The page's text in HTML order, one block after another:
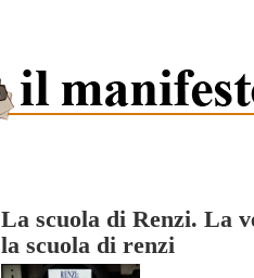
La scuola di Renzi. La
la scuola di renzi